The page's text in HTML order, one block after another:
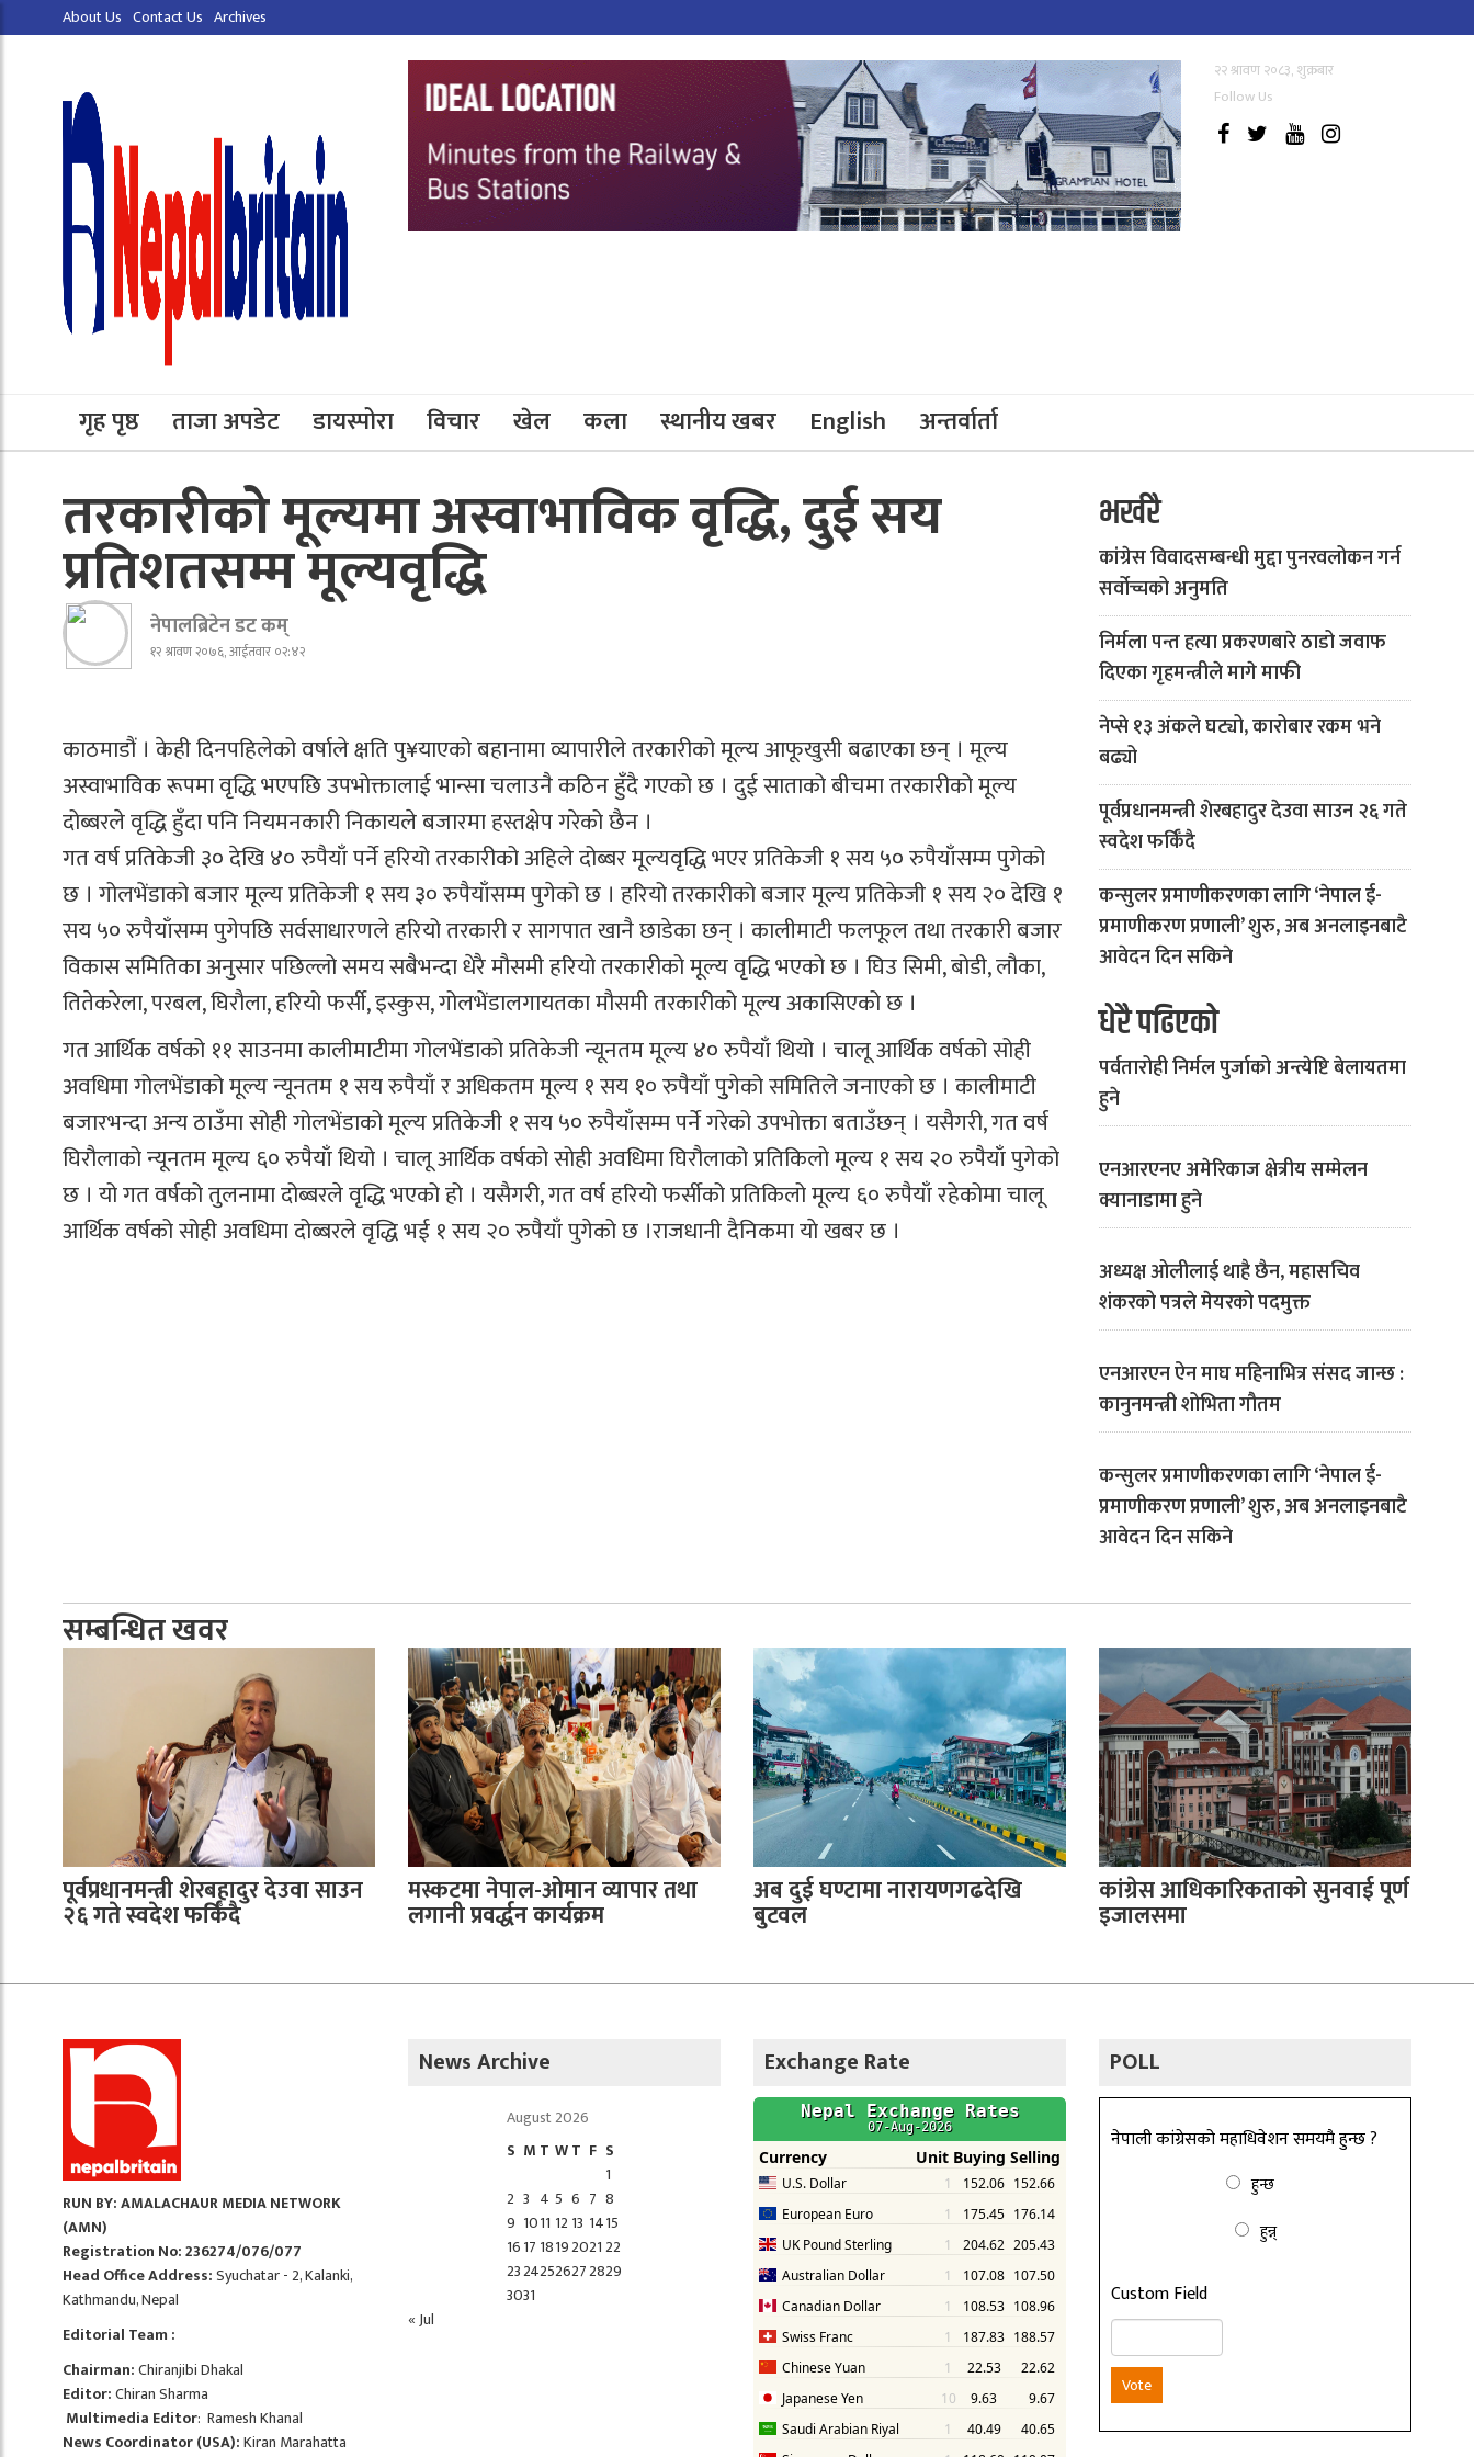
About Us Contact Us Archives
२२ श्रावण २०८३, शुक्रबार
Follow Us
गृह पृष्ठ ताजा अपडेट डायस्पोरा विचार खेल कला स्थानीय खबर English अन्तर्वार्ता
तरकारीको मूल्यमा अस्वाभाविक वृद्धि, दुई सय
प्रतिशतसम्म मूल्यवृद्धि
नेपालब्रिटेन डट कम्
१२ श्रावण २०७६, आईतवार ०२:४२
काठमाडौं । केही दिनपहिलेको वर्षाले क्षति पु¥याएको बहानामा व्यापारीले तरकारीको मूल्य आफूखुसी बढाएका छन् । मूल्य
अस्वाभाविक रूपमा वृद्धि भएपछि उपभोक्तालाई भान्सा चलाउनै कठिन हुँदै गएको छ । दुई साताको बीचमा तरकारीको मूल्य
दोब्बरले वृद्धि हुँदा पनि नियमनकारी निकायले बजारमा हस्तक्षेप गरेको छैन ।
गत वर्ष प्रतिकेजी ३० देखि ४० रुपैयाँ पर्ने हरियो तरकारीको अहिले दोब्बर मूल्यवृद्धि भएर प्रतिकेजी १ सय ५० रुपैयाँसम्म पुगेको
छ । गोलभेंडाको बजार मूल्य प्रतिकेजी १ सय ३० रुपैयाँसम्म पुगेको छ । हरियो तरकारीको बजार मूल्य प्रतिकेजी १ सय २० देखि १
सय ५० रुपैयाँसम्म पुगेपछि सर्वसाधारणले हरियो तरकारी र सागपात खानै छाडेका छन् । कालीमाटी फलफूल तथा तरकारी बजार
विकास समितिका अनुसार पछिल्लो समय सबैभन्दा धेरै मौसमी हरियो तरकारीको मूल्य वृद्धि भएको छ । घिउ सिमी, बोडी, लौका,
तितेकरेला, परबल, घिरौला, हरियो फर्सी, इस्कुस, गोलभेंडालगायतका मौसमी तरकारीको मूल्य अकासिएको छ ।
गत आर्थिक वर्षको ११ साउनमा कालीमाटीमा गोलभेंडाको प्रतिकेजी न्यूनतम मूल्य ४० रुपैयाँ थियो । चालू आर्थिक वर्षको सोही
अवधिमा गोलभेंडाको मूल्य न्यूनतम १ सय रुपैयाँ र अधिकतम मूल्य १ सय १० रुपैयाँ पुुगेको समितिले जनाएको छ । कालीमाटी
बजारभन्दा अन्य ठाउँमा सोही गोलभेंडाको मूल्य प्रतिकेजी १ सय ५० रुपैयाँसम्म पर्ने गरेको उपभोक्ता बताउँछन् । यसैगरी, गत वर्ष
घिरौलाको न्यूनतम मूल्य ६० रुपैयाँ थियो । चालू आर्थिक वर्षको सोही अवधिमा घिरौलाको प्रतिकिलो मूल्य १ सय २० रुपैयाँ पुगेको
छ । यो गत वर्षको तुलनामा दोब्बरले वृद्धि भएको हो । यसैगरी, गत वर्ष हरियो फर्सीको प्रतिकिलो मूल्य ६० रुपैयाँ रहेकोमा चालू
आर्थिक वर्षको सोही अवधिमा दोब्बरले वृद्धि भई १ सय २० रुपैयाँ पुगेको छ ।राजधानी दैनिकमा याे खबर छ ।
भर्खरै
कांग्रेस विवादसम्बन्धी मुद्दा पुनरवलोकन गर्न
सर्वोच्चको अनुमति
निर्मला पन्त हत्या प्रकरणबारे ठाडो जवाफ
दिएका गृहमन्त्रीले मागे माफी
नेप्से १३ अंकले घट्यो, कारोबार रकम भने
बढ्यो
पूर्वप्रधानमन्त्री शेरबहादुर देउवा साउन २६ गते
स्वदेश फर्किँदै
कन्सुलर प्रमाणीकरणका लागि ‘नेपाल ई-
प्रमाणीकरण प्रणाली’ शुरु, अब अनलाइनबाटै
आवेदन दिन सकिने
धेरै पढिएको
पर्वतारोही निर्मल पुर्जाको अन्त्येष्टि बेलायतमा
हुने
एनआरएनए अमेरिकाज क्षेत्रीय सम्मेलन
क्यानाडामा हुने
अध्यक्ष ओलीलाई थाहै छैन, महासचिव
शंकरको पत्रले मेयरको पदमुक्त
एनआरएन ऐन माघ महिनाभित्र संसद जान्छ :
कानुनमन्त्री शोभिता गौतम
कन्सुलर प्रमाणीकरणका लागि ‘नेपाल ई-
प्रमाणीकरण प्रणाली’ शुरु, अब अनलाइनबाटै
आवेदन दिन सकिने
सम्बन्धित खवर
पूर्वप्रधानमन्त्री शेरबहादुर देउवा साउन
२६ गते स्वदेश फर्किँदै
मस्कटमा नेपाल-ओमान व्यापार तथा
लगानी प्रवर्द्धन कार्यक्रम
अब दुई घण्टामा नारायणगढदेखि
बुटवल
कांग्रेस आधिकारिकताको सुनवाई पूर्ण
इजालसमा
RUN BY: AMALACHAUR MEDIA NETWORK
(AMN)
Registration No: 236274/076/077
Head Office Address:Syuchatar - 2, Kalanki,
Kathmandu, Nepal
Editorial Team :
Chairman:Chiranjibi Dhakal
Editor:Chiran Sharma
Multimedia Editor: Ramesh Khanal
News Coordinator (USA):Kiran Marahatta
News Archive
August 2026
S M T WT F S
1
2 3 4 5 6 7 8
9 1011 12 13 1415
1617 1819202122
23242526272829
3031
« Jul
Exchange Rate POLL
नेपाली कांग्रेसको महाधिवेशन समयमै हुन्छ ?
हुन्छ
हुन्न्
Custom Field
Vote